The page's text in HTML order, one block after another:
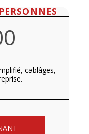
cablâges,